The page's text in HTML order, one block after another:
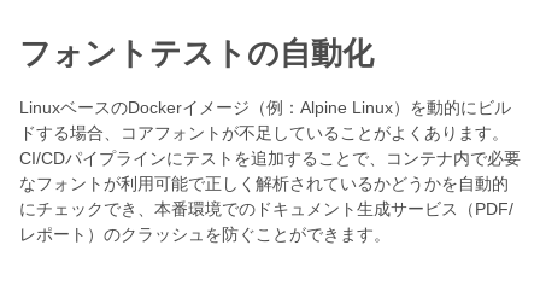
フォントテストの自動化
LinuxベースのDockerイメージ（例：Alpine Linux）を動的にビル
ドする場合、コアフォントが不足していることがよくあります。
CI/CDパイプラインにテストを追加することで、コンテナ内で必要
なフォントが利用可能で正しく解析されているかどうかを自動的
にチェックでき、本番環境でのドキュメント生成サービス（PDF/
レポート）のクラッシュを防ぐことができます。